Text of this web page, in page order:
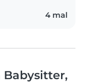
4 mal